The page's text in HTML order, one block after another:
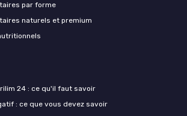
par forme
naturels et premium
24 : ce qu'il faut savoir
: ce que vous devez savoir